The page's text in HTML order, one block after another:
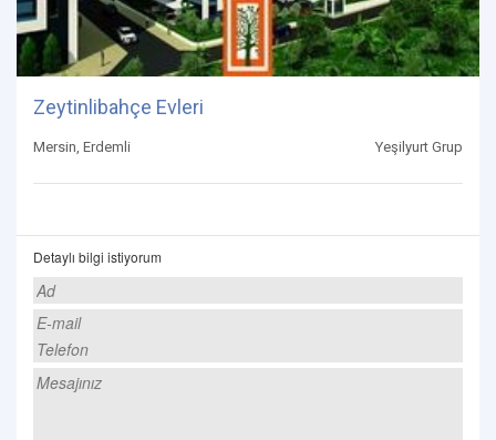
Zeytinlibahçe Evleri
Mersin, Erdemli Yeşilyurt Grup
Detaylı bilgi istiyorum